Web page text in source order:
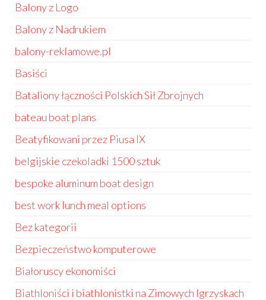
Balony z Logo
Balony z Nadrukiem
balony-reklamowe.pl
Basiści
Bataliony łączności Polskich Sił Zbrojnych
bateau boat plans
Beatyfikowani przez Piusa IX
belgijskie czekoladki 1500 sztuk
bespoke aluminum boat design
best work lunch meal options
Bez kategorii
Bezpieczeństwo komputerowe
Białoruscy ekonomiści
Biathloniści i biathlonistki na Zimowych Igrzyskach